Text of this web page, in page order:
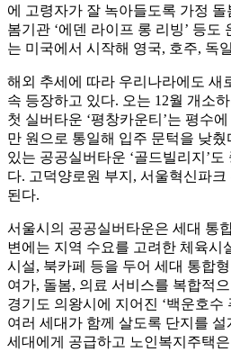
에 고령자가 잘 녹아들도록 가정 돌
봄기관 ‘에덴 라이프 롱 리빙’ 등도
는 미국에서 시작해 영국, 호주, 독
해외 추세에 따라 우리나라에도 새
속 등장하고 있다. 오는 12월 개소
첫 실버타운 ‘평창카운티’는 평수
만 원으로 통일해 입주 문턱을 낮
있는 공공실버타운 ‘골드빌리지’도
다. 고덕양로원 부지, 서울혁신파
된다.
서울시의 공공실버타운은 세대 통
변에는 지역 수요를 고려한 체육시
시설, 북카페 등을 두어 세대 통합
여가, 돌봄, 의료 서비스를 복합적
경기도 의왕시에 지어진 ‘백운호수
여러 세대가 함께 살도록 단지를
세대에게 공급하고 노인복지주택